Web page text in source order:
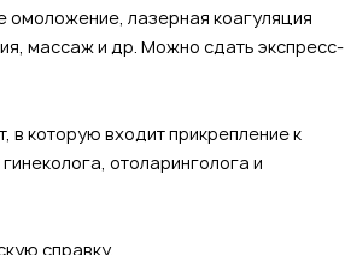
омоложение, лазерная коагуляция
массаж и др. Можно сдать экспресс-
в которую входит прикрепление к
отоларинголога и
справку.